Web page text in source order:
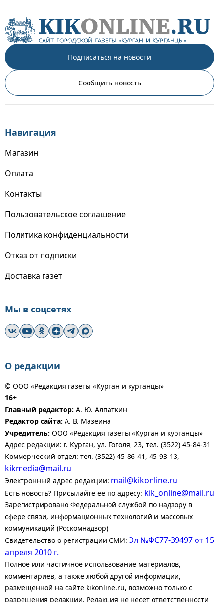
Подписаться на новости
Сообщить новость
Навигация
Магазин
Оплата
Контакты
Пользовательское соглашение
Политика конфиденциальности
Отказ от подписки
Доставка газет
Мы в соцсетях
О редакции
© ООО «Редакция газеты «Курган и курганцы»
16+
Главный редактор: А. Ю. Алпаткин
Редактор сайта: А. В. Мазеина
Учредитель: ООО «Редакция газеты «Курган и курганцы»
Адрес редакции: г. Курган, ул. Гоголя, 23, тел. (3522) 45-84-31
Коммерческий отдел: тел. (3522) 45-86-41, 45-93-13,
kikmedia@mail.ru
Электронный адрес редакции: mail@kikonline.ru
Есть новость? Присылайте ее по адресу: kik_online@mail.ru
Зарегистрировано Федеральной службой по надзору в
сфере связи, информационных технологий и массовых
коммуникаций (Роскомнадзор).
Свидетельство о регистрации СМИ: Эл №ФС77-39497 от 15
апреля 2010 г.
Полное или частичное использование материалов,
комментариев, а также любой другой информации,
размещенной на сайте kikonline.ru, возможно только с
разрешения редакции. Редакция не несет ответственности